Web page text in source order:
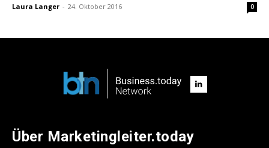
Laura Langer - 24. Oktober 2016 0
Über Marketingleiter.today